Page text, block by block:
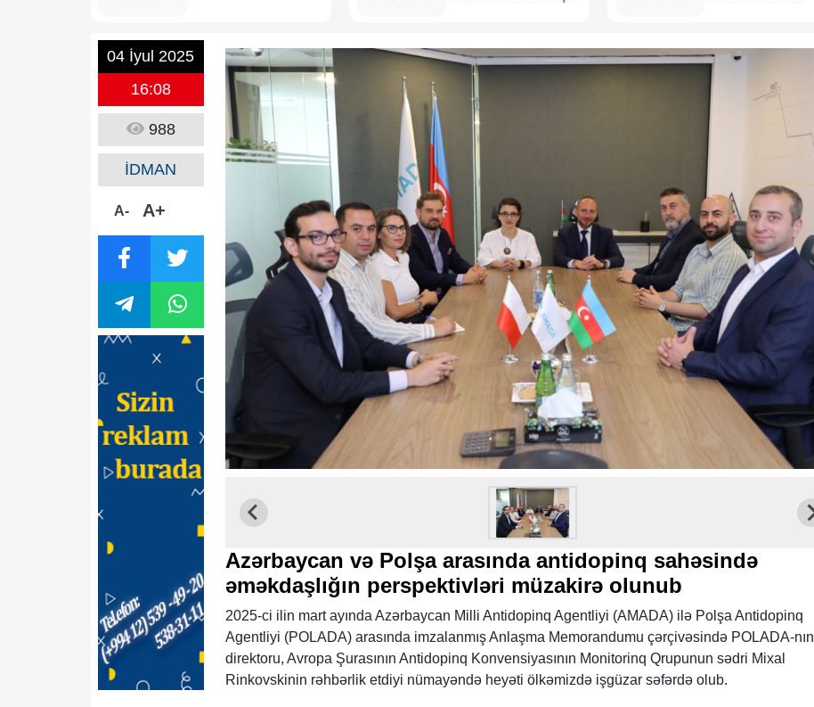
04 İyul 2025
16:08
988
İDMAN
A- A+
Azərbaycan və Polşa arasında antidopinq sahəsində
əməkdaşlığın perspektivləri müzakirə olunub
2025-ci ilin mart ayında Azərbaycan Milli Antidopinq Agentliyi (AMADA) ilə Polşa Antidopinq
Agentliyi (POLADA) arasında imzalanmış Anlaşma Memorandumu çərçivəsində POLADA-nın
direktoru, Avropa Şurasının Antidopinq Konvensiyasının Monitorinq Qrupunun sədri Mixal
Rinkovskinin rəhbərlik etdiyi nümayəndə heyəti ölkəmizdə işgüzar səfərdə olub.